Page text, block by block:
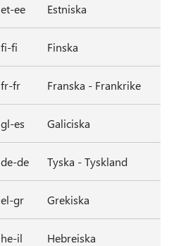
et-ee Estniska
fi-fi Finska
fr-fr Franska - Frankrike
gl-es Galiciska
de-de Tyska - Tyskland
el-gr Grekiska
he-il Hebreiska